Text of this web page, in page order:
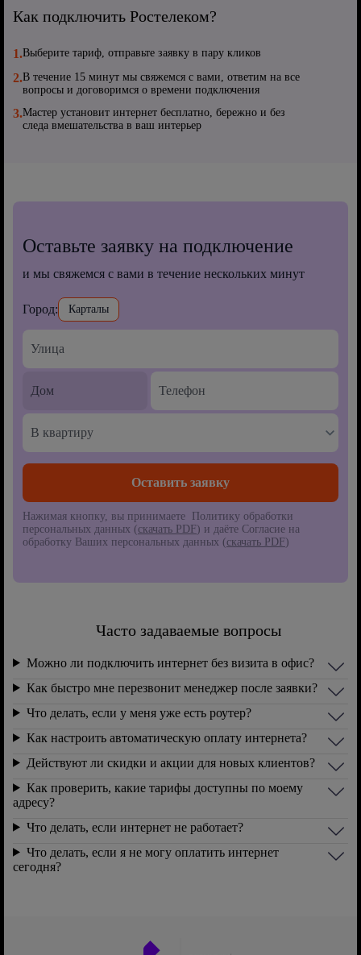
Как подключить Ростелеком?
1.Выберите тариф, отправьте заявку в пару кликов
2.В течение 15 минут мы свяжемся с вами, ответим на все
вопросы и договоримся о времени подключения
3.Мастер установит интернет бесплатно, бережно и без
следа вмешательства в ваш интерьер
Оставьте заявку на подключение
и мы свяжемся с вами в течение нескольких минут
Город: Карталы
В квартиру
Нажимая кнопку, вы принимаете Политику обработки
персональных данных (скачать PDF) и даёте Согласие на
обработку Ваших персональных данных (скачать PDF)
Часто задаваемые вопросы
Можно ли подключить интернет без визита в офис?
Как быстро мне перезвонит менеджер после заявки?
Что делать, если у меня уже есть роутер?
Как настроить автоматическую оплату интернета?
Действуют ли скидки и акции для новых клиентов?
Как проверить, какие тарифы доступны по моему
адресу?
Что делать, если интернет не работает?
Что делать, если я не могу оплатить интернет
сегодня?